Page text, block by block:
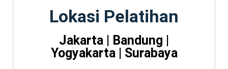
Lokasi Pelatihan
Jakarta | Bandung |
Yogyakarta | Surabaya